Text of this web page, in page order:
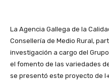
La Agencia Gallega de la
Consellería de Medio Rural,
investigación a cargo del
el fomento de las variedades
se presentó este proyecto de